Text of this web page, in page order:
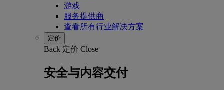
游戏
服务提供商
查看所有行业解决方案
定价
Back 定价 Close
安全与内容交付